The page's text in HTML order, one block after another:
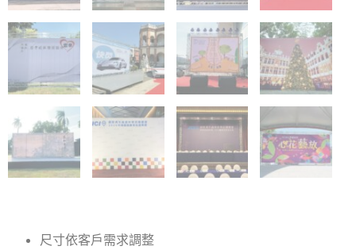
尺寸依客戶需求調整